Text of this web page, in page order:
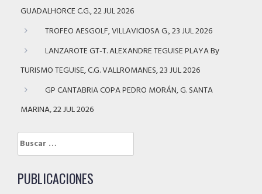
GUADALHORCE C.G., 22 JUL 2026
TROFEO AESGOLF, VILLAVICIOSA G., 23 JUL 2026
LANZAROTE GT-T. ALEXANDRE TEGUISE PLAYA By
TURISMO TEGUISE, C.G. VALLROMANES, 23 JUL 2026
GP CANTABRIA COPA PEDRO MORÁN, G. SANTA
MARINA, 22 JUL 2026
Buscar:
PUBLICACIONES